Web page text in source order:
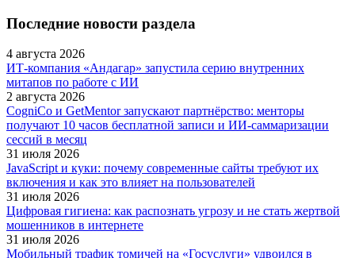
Последние новости раздела
4 августа 2026
ИТ-компания «Андагар» запустила серию внутренних
митапов по работе с ИИ
2 августа 2026
CogniCo и GetMentor запускают партнёрство: менторы
получают 10 часов бесплатной записи и ИИ-саммаризации
сессий в месяц
31 июля 2026
JavaScript и куки: почему современные сайты требуют их
включения и как это влияет на пользователей
31 июля 2026
Цифровая гигиена: как распознать угрозу и не стать жертвой
мошенников в интернете
31 июля 2026
Мобильный трафик томичей на «Госуслуги» удвоился в